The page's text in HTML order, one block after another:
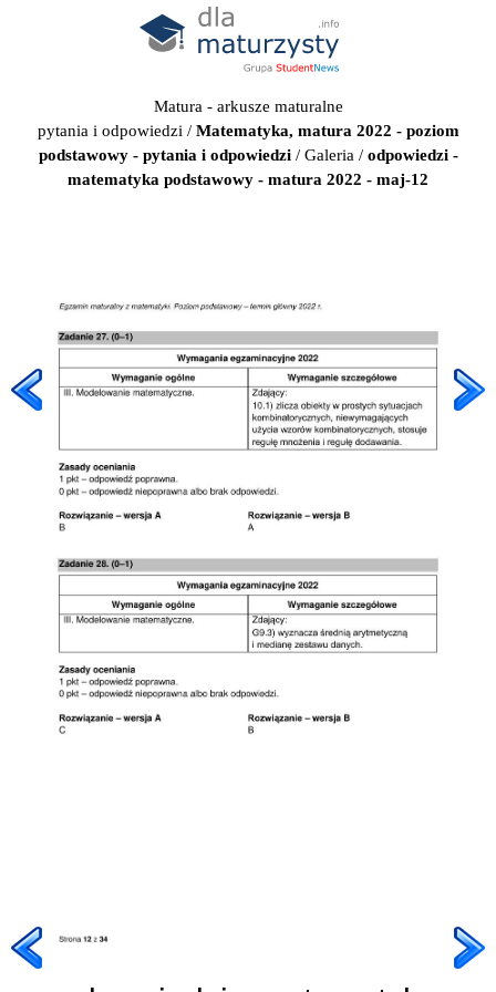
Matura - arkusze maturalne
pytania i odpowiedzi / Matematyka, matura 2022 - poziom
podstawowy - pytania i odpowiedzi/ Galeria / odpowiedzi -
matematyka podstawowy - matura 2022 - maj-12